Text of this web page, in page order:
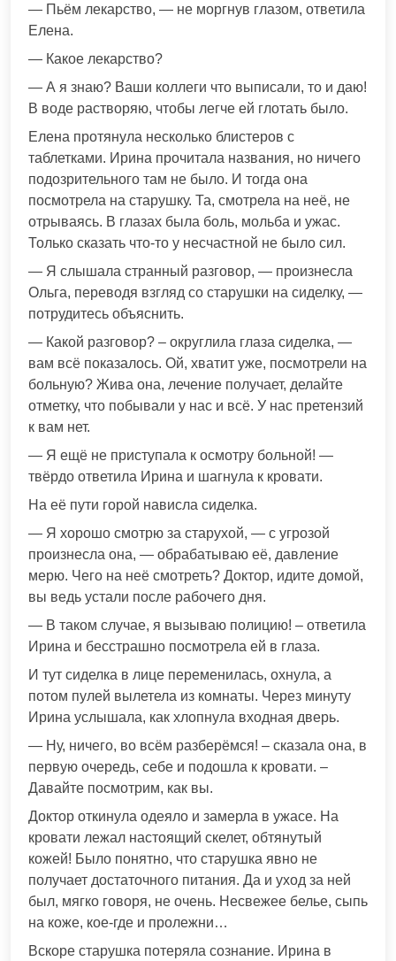
— Пьём лекарство, — не моргнув глазом, ответила
Елена.
— Какое лекарство?
— А я знаю? Ваши коллеги что выписали, то и даю!
В воде растворяю, чтобы легче ей глотать было.
Елена протянула несколько блистеров с
таблетками. Ирина прочитала названия, но ничего
подозрительного там не было. И тогда она
посмотрела на старушку. Та, смотрела на неё, не
отрываясь. В глазах была боль, мольба и ужас.
Только сказать что-то у несчастной не было сил.
— Я слышала странный разговор, — произнесла
Ольга, переводя взгляд со старушки на сиделку, —
потрудитесь объяснить.
— Какой разговор? – округлила глаза сиделка, —
вам всё показалось. Ой, хватит уже, посмотрели на
больную? Жива она, лечение получает, делайте
отметку, что побывали у нас и всё. У нас претензий
к вам нет.
— Я ещё не приступала к осмотру больной! —
твёрдо ответила Ирина и шагнула к кровати.
На её пути горой нависла сиделка.
— Я хорошо смотрю за старухой, — с угрозой
произнесла она, — обрабатываю её, давление
мерю. Чего на неё смотреть? Доктор, идите домой,
вы ведь устали после рабочего дня.
— В таком случае, я вызываю полицию! – ответила
Ирина и бесстрашно посмотрела ей в глаза.
И тут сиделка в лице переменилась, охнула, а
потом пулей вылетела из комнаты. Через минуту
Ирина услышала, как хлопнула входная дверь.
— Ну, ничего, во всём разберёмся! – сказала она, в
первую очередь, себе и подошла к кровати. –
Давайте посмотрим, как вы.
Доктор откинула одеяло и замерла в ужасе. На
кровати лежал настоящий скелет, обтянутый
кожей! Было понятно, что старушка явно не
получает достаточного питания. Да и уход за ней
был, мягко говоря, не очень. Несвежее белье, сыпь
на коже, кое-где и пролежни…
Вскоре старушка потеряла сознание. Ирина в